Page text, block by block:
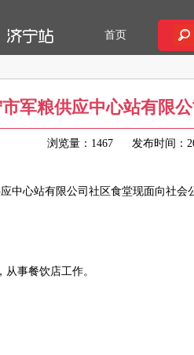
首页
军粮供应中心站有限
浏览量：1467 发布时间：
中心站有限公司社区食堂现面向社会
事餐饮店工作。